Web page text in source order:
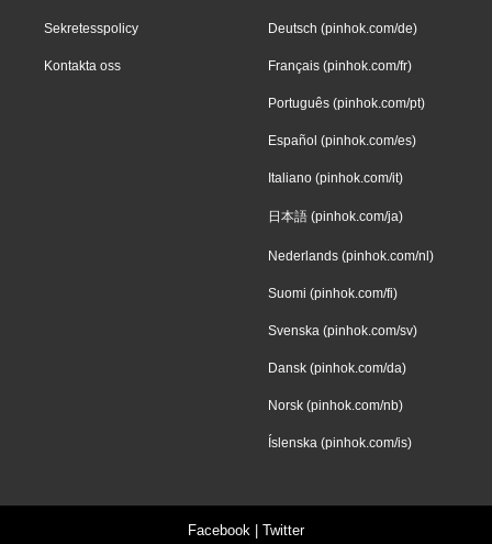
Sekretesspolicy
Kontakta oss
Deutsch (pinhok.com/de)
Français (pinhok.com/fr)
Português (pinhok.com/pt)
Español (pinhok.com/es)
Italiano (pinhok.com/it)
日本語 (pinhok.com/ja)
Nederlands (pinhok.com/nl)
Suomi (pinhok.com/fi)
Svenska (pinhok.com/sv)
Dansk (pinhok.com/da)
Norsk (pinhok.com/nb)
Íslenska (pinhok.com/is)
Facebook Twitter